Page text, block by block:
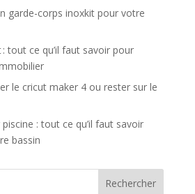
garde-corps inoxkit pour votre
tout ce qu’il faut savoir pour
le cricut maker 4 ou rester sur le
: tout ce qu’il faut savoir
bassin